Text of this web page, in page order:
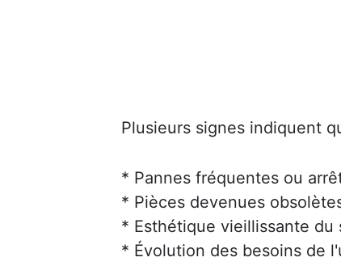
Plusieurs signes indiquent
* Pannes fréquentes ou
* Pièces devenues
* Esthétique vieillissante du
* Évolution des besoins de